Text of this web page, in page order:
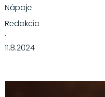
Nápoje
Redakcia
·
11.8.2024